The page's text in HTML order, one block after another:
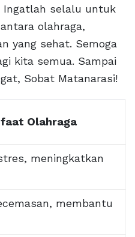
Ingatlah selalu untuk
olahraga,
yang sehat. Semoga
kita semua. Sampai
Sobat Matanarasi!
Olahraga
meningkatkan
membantu